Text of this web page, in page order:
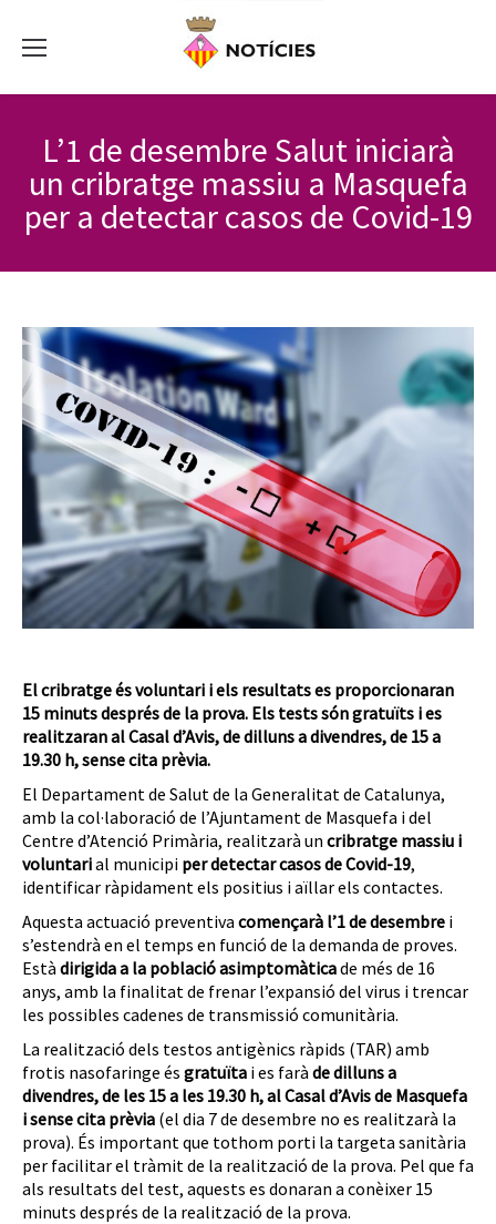
L’1 de desembre Salut iniciarà
un cribratge massiu a Masquefa
per a detectar casos de Covid-19
El cribratge és voluntari i els resultats es proporcionaran
15 minuts després de la prova. Els tests són gratuïts i es
realitzaran al Casal d’Avis, de dilluns a divendres, de 15 a
19.30 h, sense cita prèvia.
El Departament de Salut de la Generalitat de Catalunya,
amb la col·laboració de l’Ajuntament de Masquefa i del
Centre d’Atenció Primària, realitzarà un cribratge massiu i
voluntarial municipi per detectar casos de Covid-19,
identificar ràpidament els positius i aïllar els contactes.
Aquesta actuació preventiva començarà l’1 de desembre i
s’estendrà en el temps en funció de la demanda de proves.
Està dirigida a la població asimptomàticade més de 16
anys, amb la finalitat de frenar l’expansió del virus i trencar
les possibles cadenes de transmissió comunitària.
La realització dels testos antigènics ràpids (TAR) amb
frotis nasofaringe és gratuïta i es farà de dilluns a
divendres, de les 15 a les 19.30 h, al Casal d’Avis de Masquefa
i sense cita prèvia (el dia 7 de desembre no es realitzarà la
prova). És important que tothom porti la targeta sanitària
per facilitar el tràmit de la realització de la prova. Pel que fa
als resultats del test, aquests es donaran a conèixer 15
minuts després de la realització de la prova.